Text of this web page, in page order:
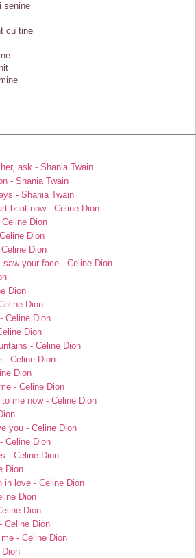
senine
cu tine
ask - Shania Twain
- Shania Twain
- Shania Twain
beat now - Celine Dion
Dion
Dion
Dion
your face - Celine Dion
Dion
Dion
Celine Dion
Dion
- Celine Dion
- Celine Dion
Dion
- Celine Dion
me now - Celine Dion
you - Celine Dion
Celine Dion
- Celine Dion
Dion
in love - Celine Dion
Dion
Dion
Celine Dion
- Celine Dion